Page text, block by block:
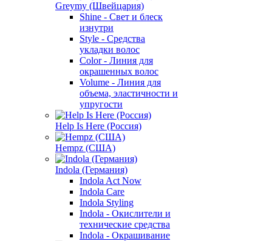
Greymy (Швейцария)
Shine - Свет и блеск
изнутри
Style - Средства
укладки волос
Color - Линия для
окрашенных волос
Volume - Линия для
объема, эластичности и
упругости
Help Is Here (Россия)
Hempz (США)
Indola (Германия)
Indola Act Now
Indola Care
Indola Styling
Indola - Окислители и
технические средства
Indola - Окрашивание